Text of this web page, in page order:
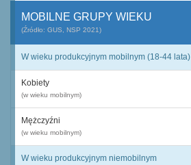
MOBILNE GRUPY WIEKU
(Źródło: GUS, NSP 2021)
W wieku produkcyjnym mobilnym (18-44 lata)
Kobiety
(w wieku mobilnym)
Mężczyźni
(w wieku mobilnym)
W wieku produkcyjnym niemobilnym